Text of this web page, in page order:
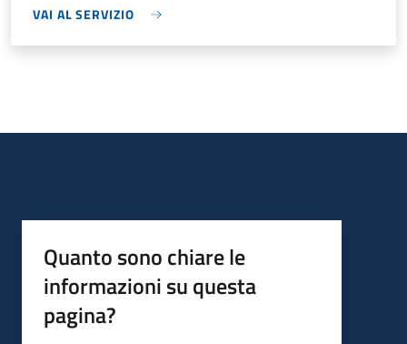
VAI AL SERVIZIO
Quanto sono chiare le
informazioni su questa
pagina?